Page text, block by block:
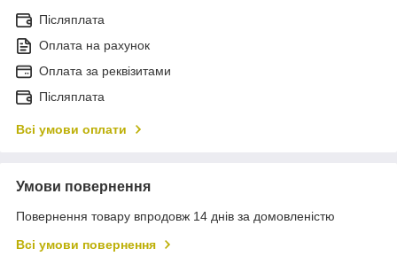
Післяплата
Оплата на рахунок
Оплата за реквізитами
Післяплата
Всі умови оплати
Умови повернення
Повернення товару впродовж 14 днів за домовленістю
Всі умови повернення